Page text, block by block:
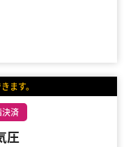
ます。
済
圧